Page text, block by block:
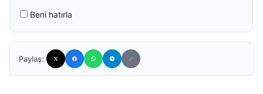
Beni hatırla
Paylaş: